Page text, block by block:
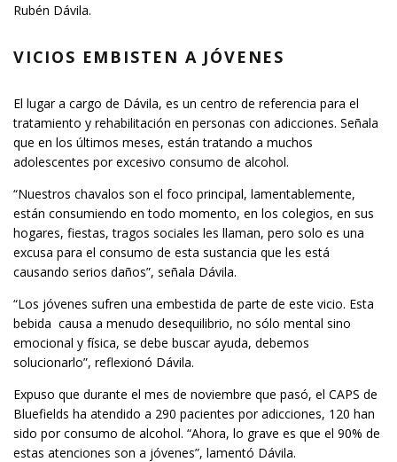
Rubén Dávila.
VICIOS EMBISTEN A JÓVENES
El lugar a cargo de Dávila, es un centro de referencia para el
tratamiento y rehabilitación en personas con adicciones. Señala
que en los últimos meses, están tratando a muchos
adolescentes por excesivo consumo de alcohol.
“Nuestros chavalos son el foco principal, lamentablemente,
están consumiendo en todo momento, en los colegios, en sus
hogares, fiestas, tragos sociales les llaman, pero solo es una
excusa para el consumo de esta sustancia que les está
causando serios daños”, señala Dávila.
“Los jóvenes sufren una embestida de parte de este vicio. Esta
bebida causa a menudo desequilibrio, no sólo mental sino
emocional y física, se debe buscar ayuda, debemos
solucionarlo”, reflexionó Dávila.
Expuso que durante el mes de noviembre que pasó, el CAPS de
Bluefields ha atendido a 290 pacientes por adicciones, 120 han
sido por consumo de alcohol. “Ahora, lo grave es que el 90% de
estas atenciones son a jóvenes”, lamentó Dávila.